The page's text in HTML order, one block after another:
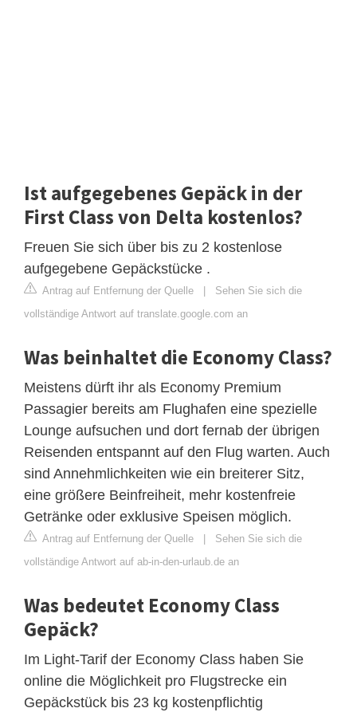
Ist aufgegebenes Gepäck in der
First Class von Delta kostenlos?
Freuen Sie sich über bis zu 2 kostenlose
aufgegebene Gepäckstücke .
Antrag auf Entfernung der Quelle | Sehen Sie sich die
vollständige Antwort auf translate.google.com an
Was beinhaltet die Economy Class?
Meistens dürft ihr als Economy Premium
Passagier bereits am Flughafen eine spezielle
Lounge aufsuchen und dort fernab der übrigen
Reisenden entspannt auf den Flug warten. Auch
sind Annehmlichkeiten wie ein breiterer Sitz,
eine größere Beinfreiheit, mehr kostenfreie
Getränke oder exklusive Speisen möglich.
Antrag auf Entfernung der Quelle | Sehen Sie sich die
vollständige Antwort auf ab-in-den-urlaub.de an
Was bedeutet Economy Class
Gepäck?
Im Light-Tarif der Economy Class haben Sie
online die Möglichkeit pro Flugstrecke ein
Gepäckstück bis 23 kg kostenpflichtig